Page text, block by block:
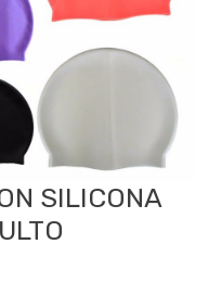
SILICONA